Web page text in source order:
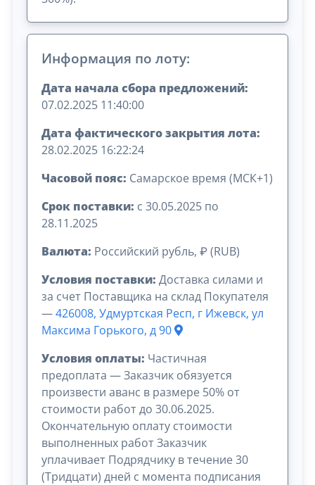
Информация по лоту:
Дата начала сбора предложений:
07.02.2025 11:40:00
Дата фактического закрытия лота:
28.02.2025 16:22:24
Часовой пояс: Самарское время (МСК+1)
Срок поставки: с 30.05.2025 по
28.11.2025
Валюта: Российский рубль, ₽ (RUB)
Условия поставки: Доставка силами и
за счет Поставщика на склад Покупателя
—426008, Удмуртская Респ, г Ижевск, ул
Максима Горького, д 90
Условия оплаты: Частичная
предоплата — Заказчик обязуется
произвести аванс в размере 50% от
стоимости работ до 30.06.2025.
Окончательную оплату стоимости
выполненных работ Заказчик
уплачивает Подрядчику в течение 30
(Тридцати) дней с момента подписания